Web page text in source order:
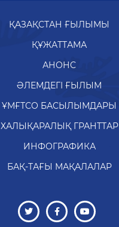
ҚАЗАҚСТАН ҒЫЛЫМЫ
ҚҰЖАТТАМА
АНОНС
ӘЛЕМДЕГІ ҒЫЛЫМ
ҰМҒТСО БАСЫЛЫМДАРЫ
ХАЛЫҚАРАЛЫҚ ГРАНТТАР
ИНФОГРАФИКА
БАҚ-ТАҒЫ МАҚАЛАЛАР